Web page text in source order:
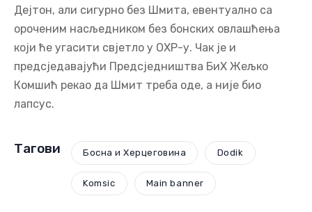
Дејтон, али сигурно без Шмита, евентуално са
ороченим насљедником без бонских овлашћења
који ће угасити свјетло у ОХР-у. Чак је и
предсједавајући Предсједништва БиХ Жељко
Комшић рекао да Шмит треба оде, а није био
лапсус.
Тагови Босна и Херцеговина Dodik
Komsic Main banner